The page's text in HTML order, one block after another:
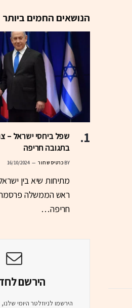
הנושאים החמים ביותר
שפל ביחסי ישראל –
בתגובה חריפה
BY כרטיס שחור 16/10/2024
מתיחות שיא בין
ראש הממשלה
חריפה…
הירשם
הירשמו לניוזלטר היומי